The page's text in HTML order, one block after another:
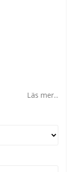
Läs mer...